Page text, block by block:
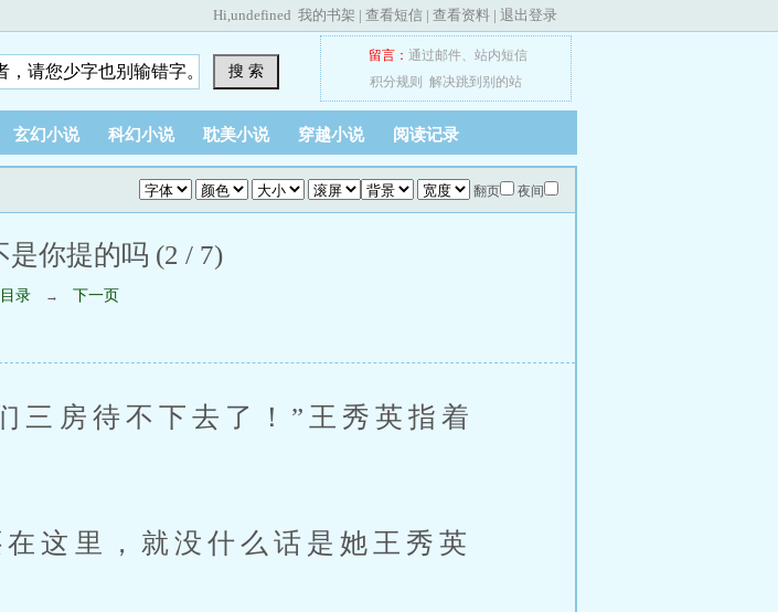
Hi,undefined 我的书架 | 查看短信 | 查看资料 | 退出登录
搜 索
留言： 通过邮件、 站内短信
积分规则
解决跳到别的站
玄幻小说 科幻小说 耽美小说 穿越小说 阅读记录
翻页 夜间
是你提的吗 (2 / 7)
录 → 下一页
待不下去了！”王秀英指着
里，就没什么话是她王秀英